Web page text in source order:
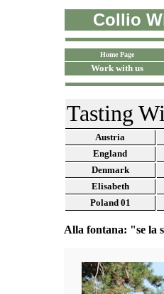
Collio
Home Page
Work with us
Tasting
Austria
England
Denmark
Elisabeth
Poland01
Alla fontana: "se la